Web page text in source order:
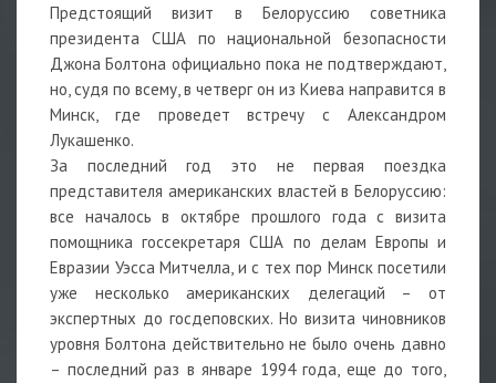
Предстоящий визит в Белоруссию советника
президента США по национальной безопасности
Джона Болтона официально пока не подтверждают,
но, судя по всему, в четверг он из Киева направится в
Минск, где проведет встречу с Александром
Лукашенко.
За последний год это не первая поездка
представителя американских властей в Белоруссию:
все началось в октябре прошлого года с визита
помощника госсекретаря США по делам Европы и
Евразии Уэсса Митчелла, и с тех пор Минск посетили
уже несколько американских делегаций – от
экспертных до госдеповских. Но визита чиновников
уровня Болтона действительно не было очень давно
– последний раз в январе 1994 года, еще до того,